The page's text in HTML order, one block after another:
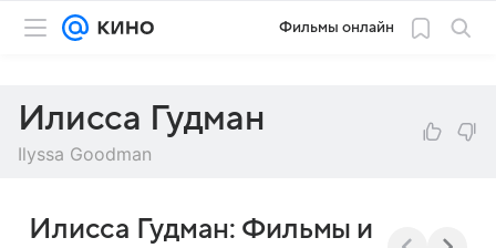
Фильмы онлайн
Илисса Гудман
Ilyssa Goodman
Илисса Гудман: Фильмы и